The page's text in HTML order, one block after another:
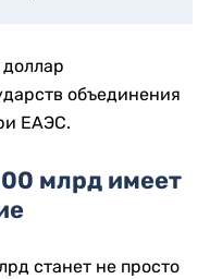
объединения
ЕАЭС.
млрд имеет
станет не просто